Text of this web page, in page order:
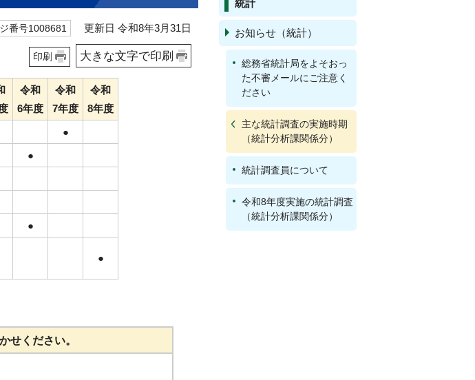
番号1008681 更新日 令和8年3月31日
印刷 大きな文字で印刷
令和
6年度
令和
7年度
令和
8年度
●
●
●
●
せください。
統計
お知らせ（統計）
総務省統計局をよそおっ
た不審メールにご注意く
ださい
主な統計調査の実施時期
（統計分析課関係分）
統計調査員について
令和8年度実施の統計調査
（統計分析課関係分）